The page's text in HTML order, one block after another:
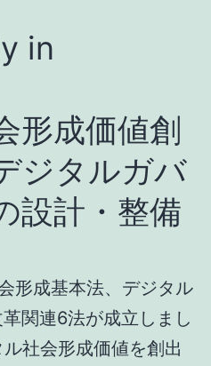
in
形成価値創
ジタルガバ
設計・整備
形成基本法、デジタル
関連6法が成立しまし
社会形成価値を創出